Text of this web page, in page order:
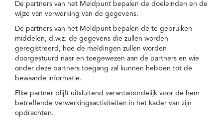
De partners van het Meldpunt bepalen de doeleinden en de
wijze van verwerking van de gegevens.
De partners van het Meldpunt bepalen de te gebruiken
middelen, d.w.z. de gegevens die zullen worden
geregistreerd, hoe de meldingen zullen worden
doorgestuurd naar en toegewezen aan de partners en wie
onder deze partners toegang zal kunnen hebben tot de
bewaarde informatie.
Elke partner blijft uitsluitend verantwoordelijk voor de hem
betreffende verwerkingsactiviteiten in het kader van zijn
opdrachten.